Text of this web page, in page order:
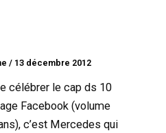
/ 13 décembre 2012
célébrer le cap ds 10
Facebook (volume
c’est Mercedes qui